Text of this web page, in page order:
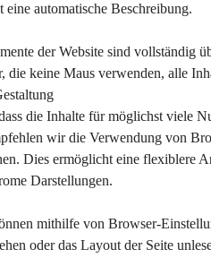
automatische Beschreibung.
der Website sind vollständig
keine Maus verwenden, alle
die Inhalte für möglichst viele
wir die Verwendung von
Dies ermöglicht eine flexiblere
Darstellungen.
mithilfe von Browser-
oder das Layout der Seite